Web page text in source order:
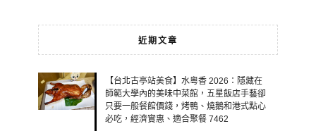
近期文章
【台北古亭站美食】水粵香 2026：隱藏在
師範大學內的美味中菜館，五星飯店手藝卻
只要一般餐館價錢，烤鴨、燒鵝和港式點心
必吃，經濟實惠、適合聚餐 7462